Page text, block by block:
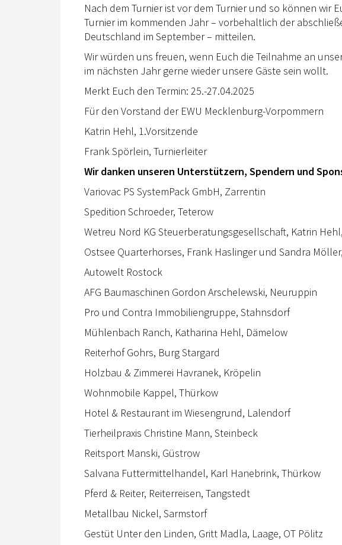
Nach dem Turnier ist vor dem Turnier und so können wir
Turnier im kommenden Jahr – vorbehaltlich der
Deutschland im September – mitteilen.
Wir würden uns freuen, wenn Euch die Teilnahme an
im nächsten Jahr gerne wieder unsere Gäste sein wollt.
Merkt Euch den Termin: 25.-27.04.2025
Für den Vorstand der EWU Mecklenburg-Vorpommern
Katrin Hehl, 1.Vorsitzende
Frank Spörlein, Turnierleiter
Wir danken unseren Unterstützern, Spendern und
Variovac PS SystemPack GmbH, Zarrentin
Spedition Schroeder, Teterow
Wetreu Nord KG Steuerberatungsgesellschaft, Katrin
Ostsee Quarterhorses, Frank Haslinger und Sandra
Autowelt Rostock
AFG Baumaschinen Gordon Arschelewski, Neuruppin
Pro und Contra Immobiliengruppe, Stahnsdorf
Mühlenbach Ranch, Katharina Hehl, Dämelow
Reiterhof Gohrs, Burg Stargard
Holzbau & Zimmerei Havranek, Kröpelin
Wohnmobile Kappel, Thürkow
Hotel & Restaurant im Wiesengrund, Lalendorf
Tierheilpraxis Christine Mann, Steinbeck
Reitsport Manski, Güstrow
Salvana Futtermittelhandel, Karl Hanebrink, Thürkow
Pferd & Reiter, Reiterreisen, Tangstedt
Metallbau Nickel, Sarmstorf
Gestüt Unter den Linden, Gritt Madla, Laage, OT Pölitz